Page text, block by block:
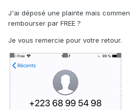
J'ai déposé une plainte mais
rembourser par FREE ?
Je vous remercie pour votre retour.